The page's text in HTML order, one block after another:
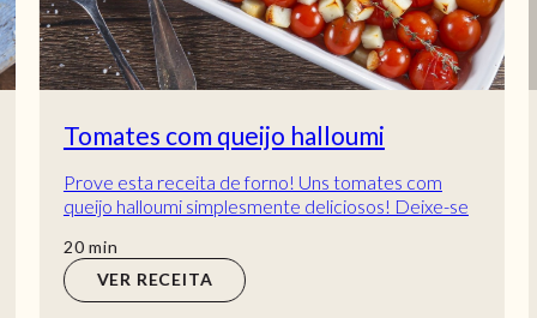
Tomates com queijo halloumi
Prove esta receita de forno! Uns tomates com
queijo halloumi simplesmente deliciosos! Deixe-se
20min
min
VER RECEITA